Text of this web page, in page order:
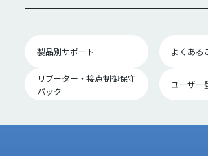
製品別サポート よくある
リブーター・接点制御保守
パック
ユーザー